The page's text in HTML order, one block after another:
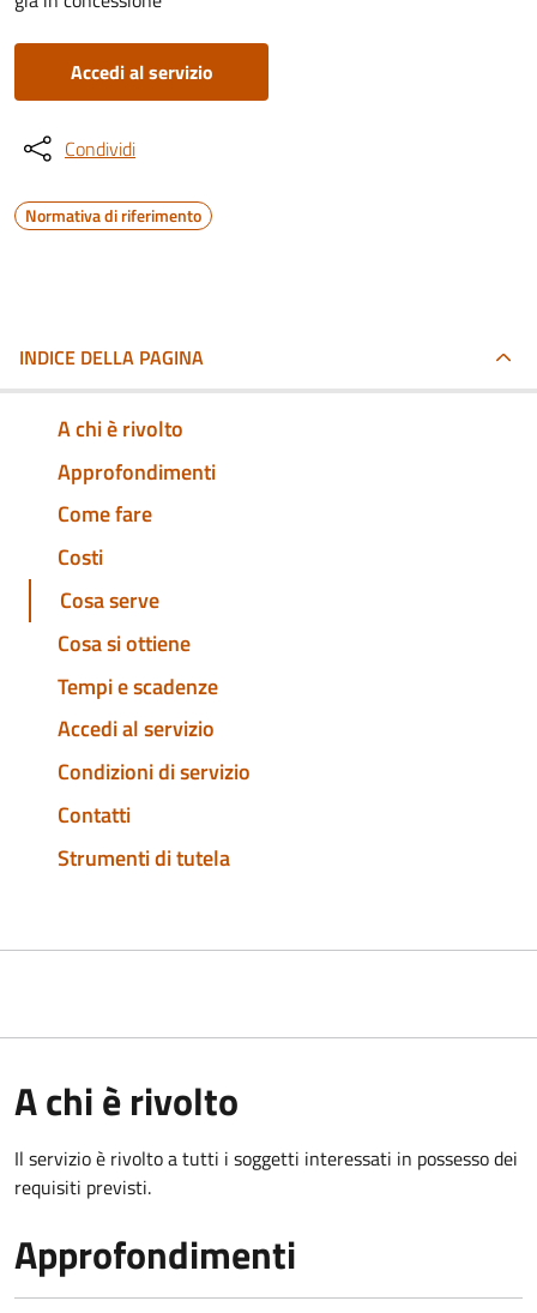
Accedi al servizio
Condividi
Normativa di riferimento
INDICE DELLA PAGINA
A chi è rivolto
Approfondimenti
Come fare
Costi
Cosa serve
Cosa si ottiene
Tempi e scadenze
Accedi al servizio
Condizioni di servizio
Contatti
Strumenti di tutela
A chi è rivolto
Il servizio è rivolto a tutti i soggetti interessati in possesso dei
requisiti previsti.
Approfondimenti